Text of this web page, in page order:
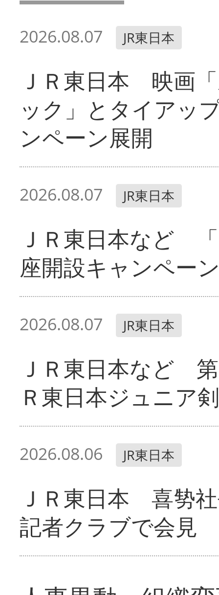
2026.08.07 JR東日本
ＪＲ東日本 映画
ック」とタイアッ
ンペーン展開
2026.08.07 JR東日本
ＪＲ東日本など
座開設キャンペー
2026.08.07 JR東日本
ＪＲ東日本など
Ｒ東日本ジュニア
2026.08.06 JR東日本
ＪＲ東日本 喜㔟
記者クラブで会見